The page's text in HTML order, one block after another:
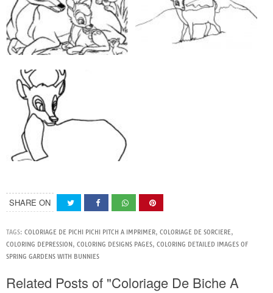
SHARE ON
TAGS: COLORIAGE DE PICHI PICHI PITCH A IMPRIMER, COLORIAGE DE SORCIERE,
COLORING DEPRESSION , COLORING DESIGNS PAGES, COLORING DETAILED IMAGES OF
SPRING GARDENS WITH BUNNIES
Related Posts of "Coloriage De Biche A